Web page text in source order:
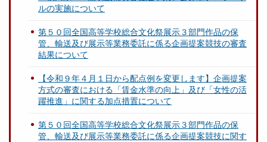
ルの実施について
第５０回全国高等学校総合文化祭展示３部門作品の保
管、輸送及び展示等業務委託に係る企画提案競技の審査
結果について
【令和９年４月１日から配点例を変更します】企画提案
方式の審査における「賃金水準の向上」及び「女性の活
躍推進」に関する加点措置について
第５０回全国高等学校総合文化祭展示３部門作品の保
管、輸送及び展示等業務委託に係る企画提案競技に関す